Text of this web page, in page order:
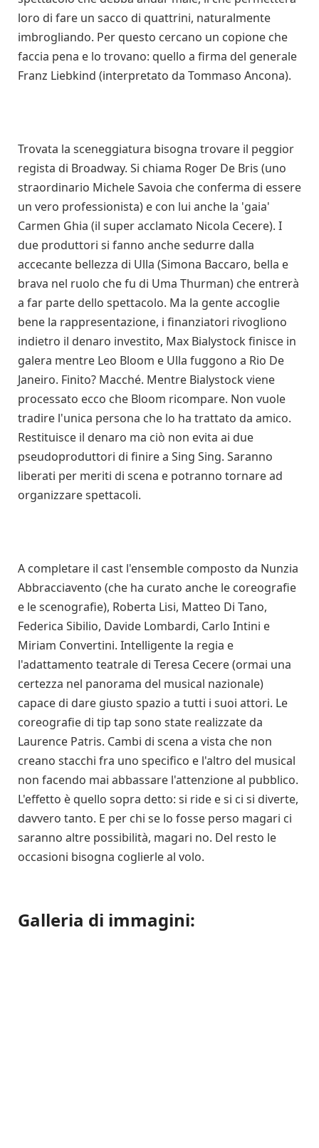
loro di fare un sacco di quattrini, naturalmente
imbrogliando. Per questo cercano un copione che
faccia pena e lo trovano: quello a firma del generale
Franz Liebkind (interpretato da Tommaso Ancona).
Trovata la sceneggiatura bisogna trovare il peggior
regista di Broadway. Si chiama Roger De Bris (uno
straordinario Michele Savoia che conferma di essere
un vero professionista) e con lui anche la 'gaia'
Carmen Ghia (il super acclamato Nicola Cecere). I
due produttori si fanno anche sedurre dalla
accecante bellezza di Ulla (Simona Baccaro, bella e
brava nel ruolo che fu di Uma Thurman) che entrerà
a far parte dello spettacolo. Ma la gente accoglie
bene la rappresentazione, i finanziatori rivogliono
indietro il denaro investito, Max Bialystock finisce in
galera mentre Leo Bloom e Ulla fuggono a Rio De
Janeiro. Finito? Macché. Mentre Bialystock viene
processato ecco che Bloom ricompare. Non vuole
tradire l'unica persona che lo ha trattato da amico.
Restituisce il denaro ma ciò non evita ai due
pseudoproduttori di finire a Sing Sing. Saranno
liberati per meriti di scena e potranno tornare ad
organizzare spettacoli.
A completare il cast l'ensemble composto da Nunzia
Abbracciavento (che ha curato anche le coreografie
e le scenografie), Roberta Lisi, Matteo Di Tano,
Federica Sibilio, Davide Lombardi, Carlo Intini e
Miriam Convertini. Intelligente la regia e
l'adattamento teatrale di Teresa Cecere (ormai una
certezza nel panorama del musical nazionale)
capace di dare giusto spazio a tutti i suoi attori. Le
coreografie di tip tap sono state realizzate da
Laurence Patris. Cambi di scena a vista che non
creano stacchi fra uno specifico e l'altro del musical
non facendo mai abbassare l'attenzione al pubblico.
L'effetto è quello sopra detto: si ride e si ci si diverte,
davvero tanto. E per chi se lo fosse perso magari ci
saranno altre possibilità, magari no. Del resto le
occasioni bisogna coglierle al volo.
Galleria di immagini: